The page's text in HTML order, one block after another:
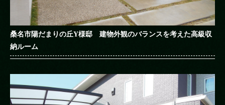
桑名市陽だまりの丘Y様邸 建物外観のバランスを考えた高級収
納ルーム